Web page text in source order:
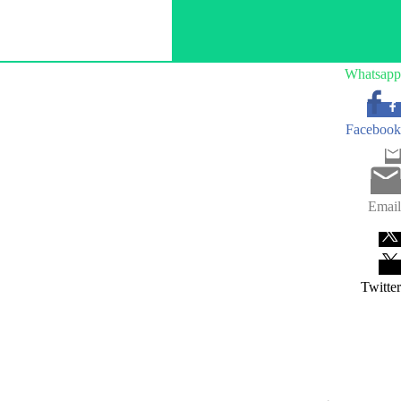
Whatsapp
Facebook
Email
Twitter